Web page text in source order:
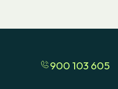
900 103 605